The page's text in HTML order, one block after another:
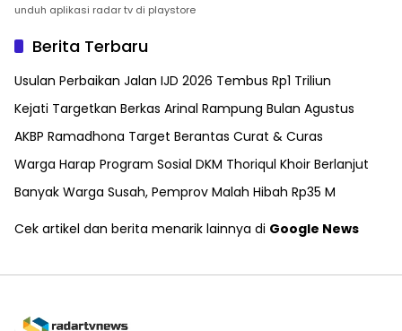
unduh aplikasi radar tv di playstore
Berita Terbaru
Usulan Perbaikan Jalan IJD 2026 Tembus Rp1 Triliun
Kejati Targetkan Berkas Arinal Rampung Bulan Agustus
AKBP Ramadhona Target Berantas Curat & Curas
Warga Harap Program Sosial DKM Thoriqul Khoir Berlanjut
Banyak Warga Susah, Pemprov Malah Hibah Rp35 M
Cek artikel dan berita menarik lainnya di Google News